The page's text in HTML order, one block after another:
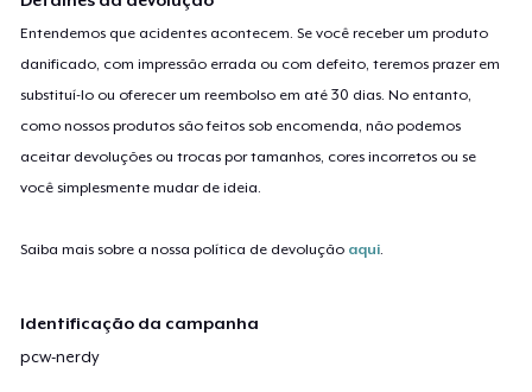
Entendemos que acidentes acontecem. Se você receber um produto
danificado, com impressão errada ou com defeito, teremos prazer em
substituí-lo ou oferecer um reembolso em até 30 dias. No entanto,
como nossos produtos são feitos sob encomenda, não podemos
aceitar devoluções ou trocas por tamanhos, cores incorretos ou se
você simplesmente mudar de ideia.
Saiba mais sobre a nossa política de devolução aqui
Identificação da campanha
pcw-nerdy